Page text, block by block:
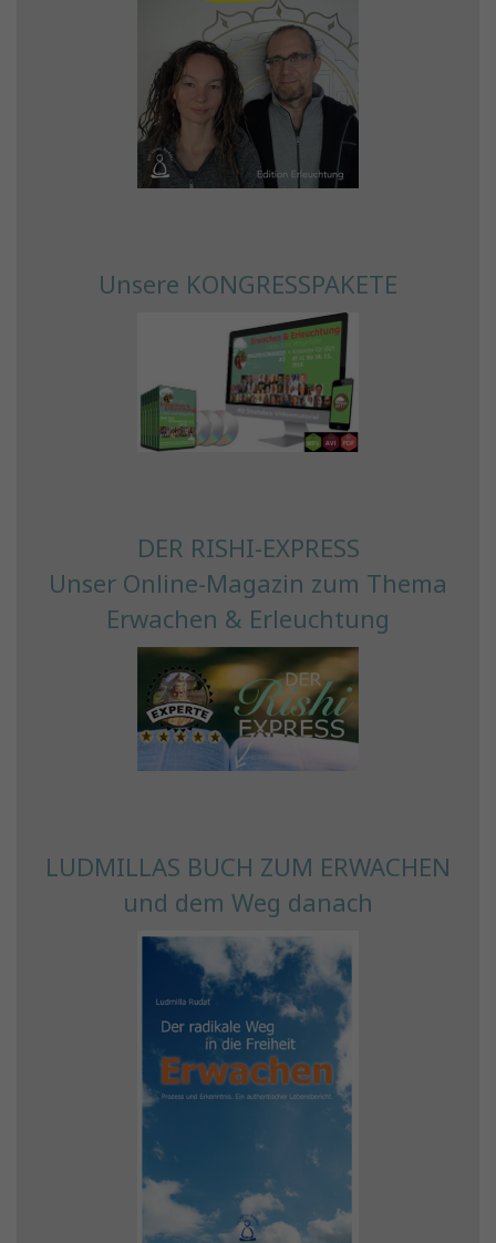
Unsere KONGRESSPAKETE
DER RISHI-EXPRESS
Unser Online-Magazin zum Thema
Erwachen & Erleuchtung
LUDMILLAS BUCH ZUM ERWACHEN
und dem Weg danach